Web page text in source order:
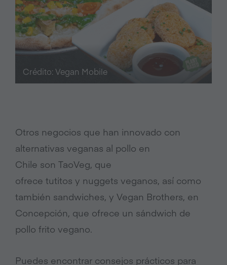
Crédito: Vegan Mobile
Otros negocios que han innovado con
alternativas veganas al pollo en
Chile son TaoVeg, que
ofrece tutitos y nuggets veganos, así como
también sandwiches, y Vegan Brothers, en
Concepción, que ofrece un sándwich de
pollo frito vegano.
Puedes encontrar consejos prácticos para